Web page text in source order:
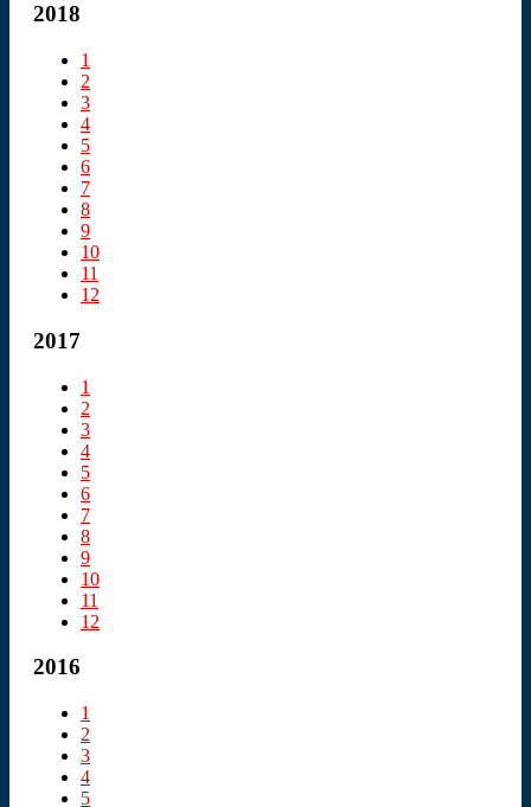
2018
1
2
3
4
5
6
7
8
9
10
11
12
2017
1
2
3
4
5
6
7
8
9
10
11
12
2016
1
2
3
4
5